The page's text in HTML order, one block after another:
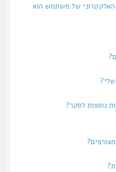
של משתמש הוא
לסקר?